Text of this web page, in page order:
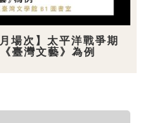
場次】太平洋戰爭期
臺灣文藝》為例